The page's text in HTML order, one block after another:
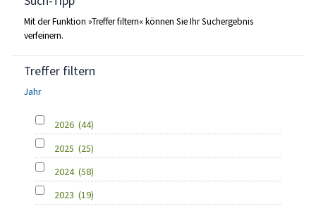
Mit der Funktion »Treffer filtern« können Sie Ihr Suchergebnis
verfeinern.
Treffer filtern
Jahr
2026 (44)
2025 (25)
2024 (58)
2023 (19)